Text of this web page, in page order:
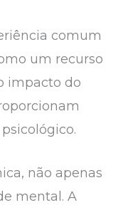
comum
um recurso
impacto do
não apenas
mental. A